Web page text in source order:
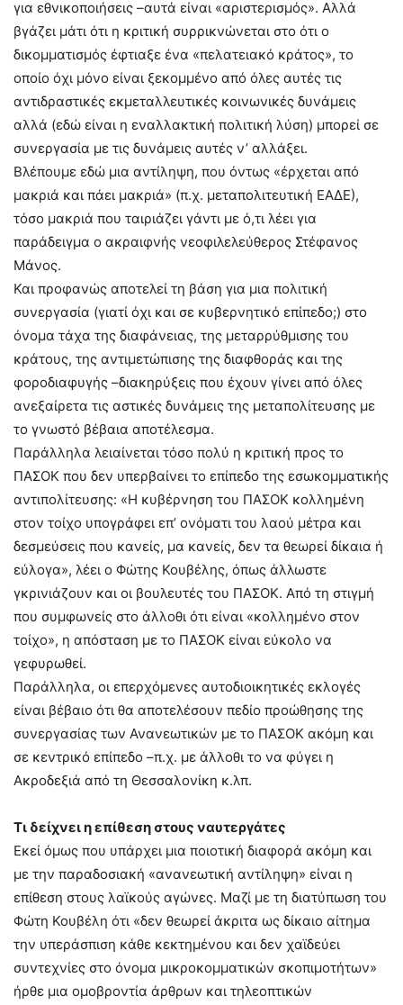
για εθνικοποιήσεις –αυτά είναι «αριστερισμός». Αλλά
βγάζει μάτι ότι η κριτική συρρικνώνεται στο ότι ο
δικομματισμός έφτιαξε ένα «πελατειακό κράτος», το
οποίο όχι μόνο είναι ξεκομμένο από όλες αυτές τις
αντιδραστικές εκμεταλλευτικές κοινωνικές δυνάμεις
αλλά (εδώ είναι η εναλλακτική πολιτική λύση) μπορεί σε
συνεργασία με τις δυνάμεις αυτές ν’ αλλάξει.
Βλέπουμε εδώ μια αντίληψη, που όντως «έρχεται από
μακριά και πάει μακριά» (π.χ. μεταπολιτευτική ΕΑΔΕ),
τόσο μακριά που ταιριάζει γάντι με ό,τι λέει για
παράδειγμα ο ακραιφνής νεοφιλελεύθερος Στέφανος
Μάνος.
Και προφανώς αποτελεί τη βάση για μια πολιτική
συνεργασία (γιατί όχι και σε κυβερνητικό επίπεδο;) στο
όνομα τάχα της διαφάνειας, της μεταρρύθμισης του
κράτους, της αντιμετώπισης της διαφθοράς και της
φοροδιαφυγής –διακηρύξεις που έχουν γίνει από όλες
ανεξαίρετα τις αστικές δυνάμεις της μεταπολίτευσης με
το γνωστό βέβαια αποτέλεσμα.
Παράλληλα λειαίνεται τόσο πολύ η κριτική προς το
ΠΑΣΟΚ που δεν υπερβαίνει το επίπεδο της εσωκομματικής
αντιπολίτευσης: «Η κυβέρνηση του ΠΑΣΟΚ κολλημένη
στον τοίχο υπογράφει επ’ ονόματι του λαού μέτρα και
δεσμεύσεις που κανείς, μα κανείς, δεν τα θεωρεί δίκαια ή
εύλογα», λέει ο Φώτης Κουβέλης, όπως άλλωστε
γκρινιάζουν και οι βουλευτές του ΠΑΣΟΚ. Από τη στιγμή
που συμφωνείς στο άλλοθι ότι είναι «κολλημένο στον
τοίχο», η απόσταση με το ΠΑΣΟΚ είναι εύκολο να
γεφυρωθεί.
Παράλληλα, οι επερχόμενες αυτοδιοικητικές εκλογές
είναι βέβαιο ότι θα αποτελέσουν πεδίο προώθησης της
συνεργασίας των Ανανεωτικών με το ΠΑΣΟΚ ακόμη και
σε κεντρικό επίπεδο –π.χ. με άλλοθι το να φύγει η
Ακροδεξιά από τη Θεσσαλονίκη κ.λπ.
Τι δείχνει η επίθεση στους ναυτεργάτες
Εκεί όμως που υπάρχει μια ποιοτική διαφορά ακόμη και
με την παραδοσιακή «ανανεωτική αντίληψη» είναι η
επίθεση στους λαϊκούς αγώνες. Μαζί με τη διατύπωση του
Φώτη Κουβέλη ότι «δεν θεωρεί άκριτα ως δίκαιο αίτημα
την υπεράσπιση κάθε κεκτημένου και δεν χαϊδεύει
συντεχνίες στο όνομα μικροκομματικών σκοπιμοτήτων»
ήρθε μια ομοβροντία άρθρων και τηλεοπτικών